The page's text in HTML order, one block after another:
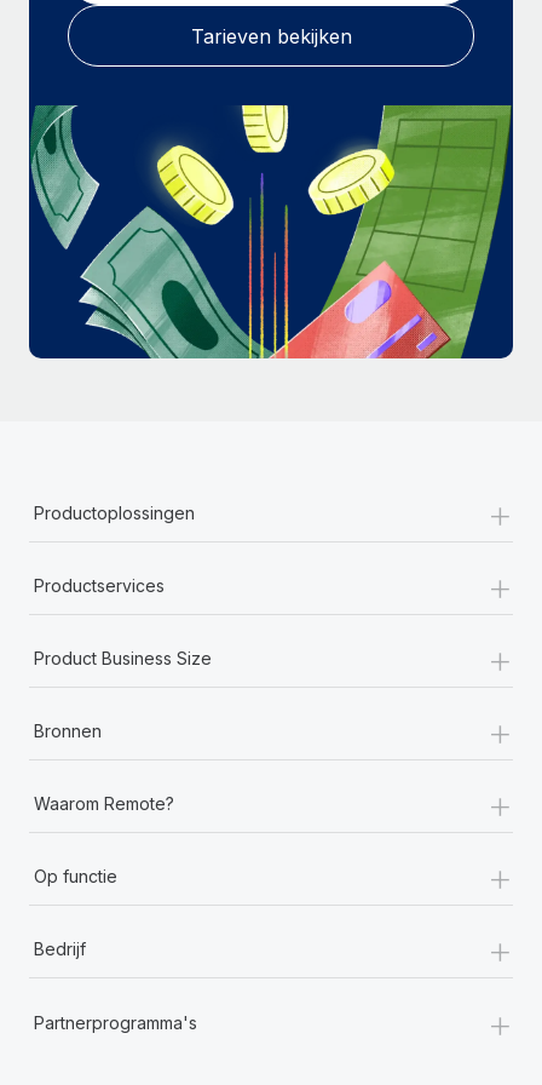
Tarieven bekijken
Productoplossingen +
Productservices +
Product Business Size +
Bronnen +
Waarom Remote? +
Op functie +
Bedrijf +
Partnerprogramma's +